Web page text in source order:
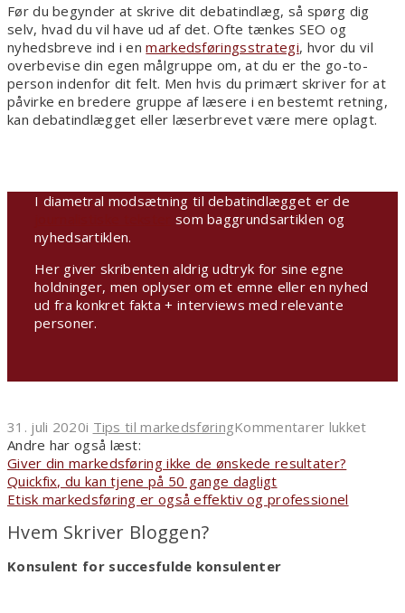
Før du begynder at skrive dit debatindlæg, så spørg dig
selv, hvad du vil have ud af det. Ofte tænkes SEO og
nyhedsbreve ind i enmarkedsføringsstrategi, hvor du vil
overbevise din egen målgruppe om, at du er the go-to-
person indenfor dit felt. Men hvis du primært skriver for at
påvirke en bredere gruppe af læsere i en bestemt retning,
kan debatindlægget eller læserbrevet være mere oplagt.
I diametral modsætning til debatindlægget er de
som baggrundsartiklen og
nyhedsartiklen.
Her giver skribenten aldrig udtryk for sine egne
holdninger, men oplyser om et emne eller en nyhed
ud fra konkret fakta + interviews med relevante
personer.
31. juli 2020i Tips til markedsføringKommentarer lukkettil
Andre har også læst:
Giver din markedsføring ikke de ønskede resultater?
Quickfix, du kan tjene på 50 gange dagligt
Etisk markedsføring er også effektiv og professionel
Hvem Skriver Bloggen?
Konsulent for succesfulde konsulenter